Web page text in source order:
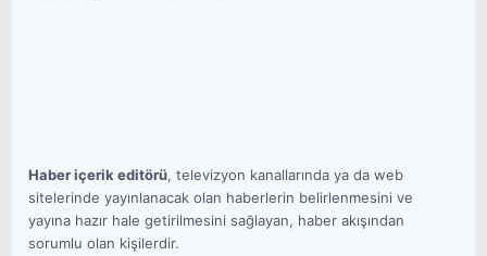
Haber içerik editörü, televizyon kanallarında ya da web
sitelerinde yayınlanacak olan haberlerin belirlenmesini ve
yayına hazır hale getirilmesini sağlayan, haber akışından
sorumlu olan kişilerdir.